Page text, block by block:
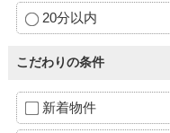
20分以内
こだわりの条件
新着物件